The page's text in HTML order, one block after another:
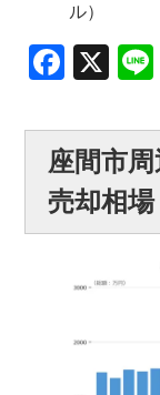
ル）
X
座間市
売却相場